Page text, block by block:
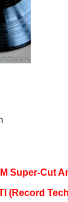
Super-Cut
(Record